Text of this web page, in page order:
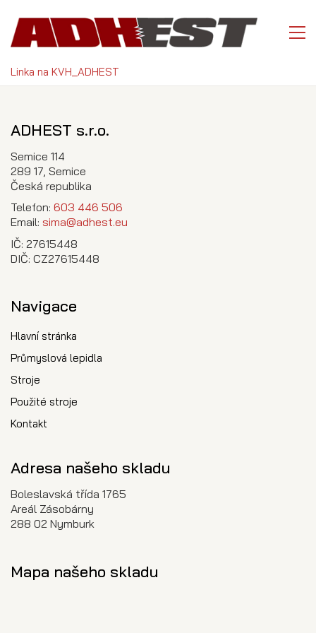
Linka na KVH_ADHEST
ADHEST s.r.o.
Semice 114
289 17, Semice
Česká republika
Telefon: 603 446 506
Email: sima@adhest.eu
IČ: 27615448
DIČ: CZ27615448
Navigace
Hlavní stránka
Průmyslová lepidla
Stroje
Použité stroje
Kontakt
Adresa našeho skladu
Boleslavská třída 1765
Areál Zásobárny
288 02 Nymburk
Mapa našeho skladu